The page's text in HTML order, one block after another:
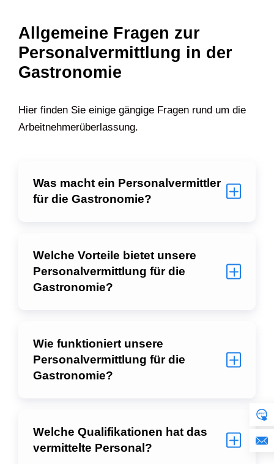
Allgemeine Fragen zur
Personalvermittlung in der
Gastronomie
Hier finden Sie einige gängige Fragen rund um die
Arbeitnehmerüberlassung.
Was macht ein Personalvermittler
für die Gastronomie?
Welche Vorteile bietet unsere
Personalvermittlung für die
Gastronomie?
Wie funktioniert unsere
Personalvermittlung für die
Gastronomie?
Welche Qualifikationen hat das
vermittelte Personal?